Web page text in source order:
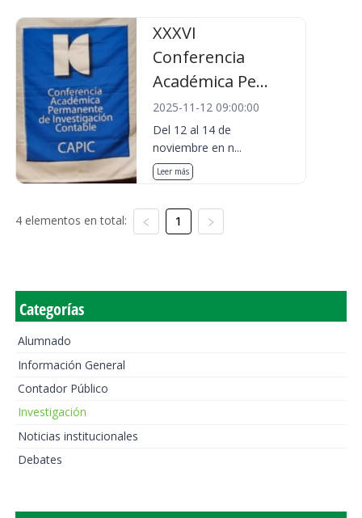
XXXVI
Conferencia
Académica Pe...
2025-11-12 09:00:00
Del 12 al 14 de
noviembre en n...
Leer más
4 elementos en total: 1
Categorías
Alumnado
Información General
Contador Público
Investigación
Noticias institucionales
Debates